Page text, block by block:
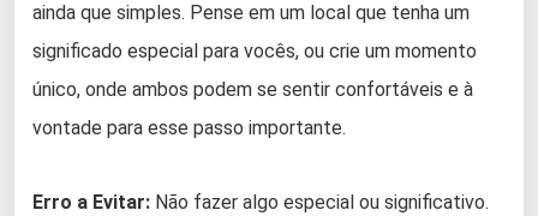
ainda que simples. Pense em um local que tenha um
significado especial para vocês, ou crie um momento
único, onde ambos podem se sentir confortáveis ​​e à
vontade para esse passo importante.
Erro a Evitar: Não fazer algo especial ou significativo.